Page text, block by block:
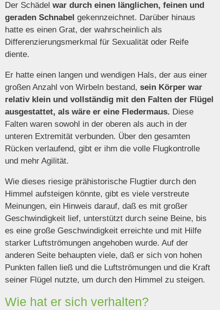
Der Schädel war durch einen länglichen, feinen und
geraden Schnabel gekennzeichnet. Darüber hinaus
hatte es einen Grat, der wahrscheinlich als
Differenzierungsmerkmal für Sexualität oder Reife
diente.
Er hatte einen langen und wendigen Hals, der aus einer
großen Anzahl von Wirbeln bestand, sein Körper war
relativ klein und vollständig mit den Falten der Flügel
ausgestattet, als wäre er eine Fledermaus. Diese
Falten waren sowohl in der oberen als auch in der
unteren Extremität verbunden. Über den gesamten
Rücken verlaufend, gibt er ihm die volle Flugkontrolle
und mehr Agilität.
Wie dieses riesige prähistorische Flugtier durch den
Himmel aufsteigen könnte, gibt es viele verstreute
Meinungen, ein Hinweis darauf, daß es mit großer
Geschwindigkeit lief, unterstützt durch seine Beine, bis
es eine große Geschwindigkeit erreichte und mit Hilfe
starker Luftströmungen angehoben wurde. Auf der
anderen Seite behaupten viele, daß er sich von hohen
Punkten fallen ließ und die Luftströmungen und die Kraft
seiner Flügel nutzte, um durch den Himmel zu steigen.
Wie hat er sich verhalten?